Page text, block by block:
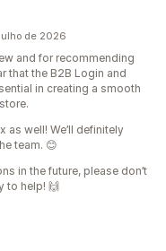
de 2026
and for recommending
that the B2B Login and
in creating a smooth
as well! We’ll definitely
team. 😊
in the future, please don’t
to help! 🙌